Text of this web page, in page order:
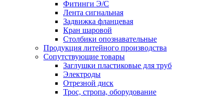
Фитинги Э/С
Лента сигнальная
Задвижка фланцевая
Кран шаровой
Столбики опознавательные
Продукция литейного производства
Сопутствующие товары
Заглушки пластиковые для труб
Электроды
Отрезной диск
Трос, стропа, оборудование